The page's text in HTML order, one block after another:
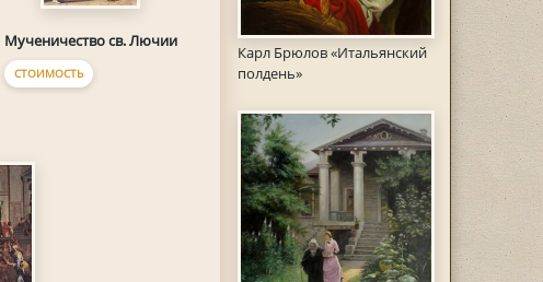
Карл Брюлов «Итальянский
полдень»
Мученичество св. Лючии
СТОИМОСТЬ